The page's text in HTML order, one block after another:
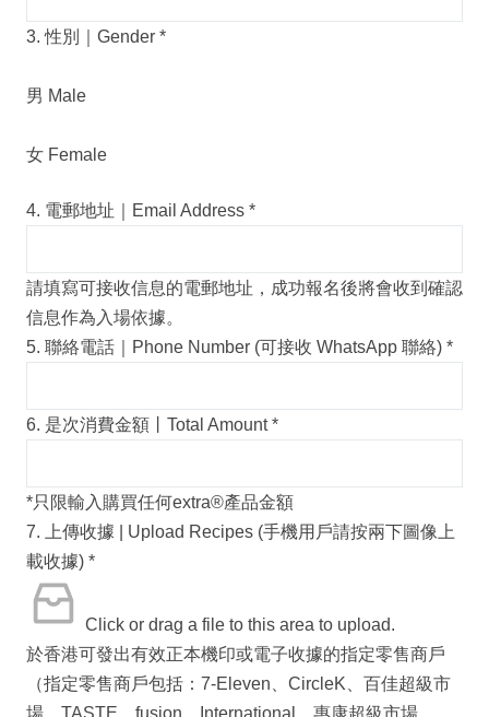
3. 性別｜Gender *
男 Male
女 Female
4. 電郵地址｜Email Address *
請填寫可接收信息的電郵地址，成功報名後將會收到確認
信息作為入場依據。
5. 聯絡電話｜Phone Number (可接收 WhatsApp 聯絡) *
6. 是次消費金額丨Total Amount*
*只限輸入購買任何extra®️產品金額
7. 上傳收據 | Upload Recipes (手機用戶請按兩下圖像上
載收據) *
Click or drag a file to this area to upload.
於香港可發出有效正本機印或電子收據的指定零售商戶
（指定零售商戶包括：7-Eleven、CircleK、百佳超級市
場、TASTE、fusion、International、惠康超級市場、